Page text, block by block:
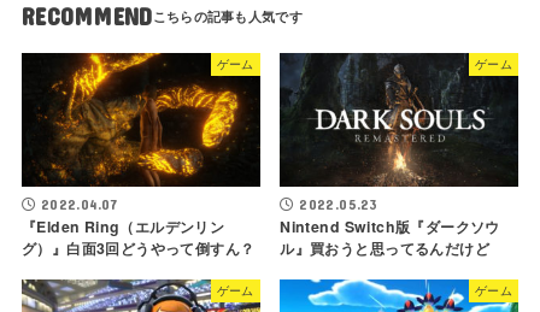
RECOMMEND
ゲーム
2022.04.07
『Elden Ring（エルデンリン
グ）』白面3回どうやって倒すん？
ゲーム
2022.05.23
Nintend Switch版『ダークソウ
ル』買おうと思ってるんだけど
ゲーム ゲーム